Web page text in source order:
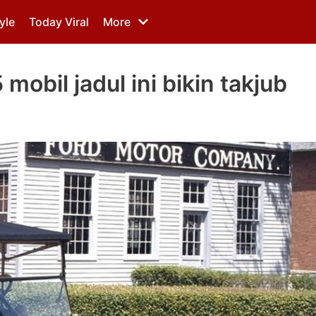
Today Viral More
mobil jadul ini bikin takjub